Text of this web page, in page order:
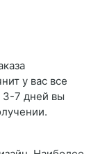
у вас все
3-7 дней вы